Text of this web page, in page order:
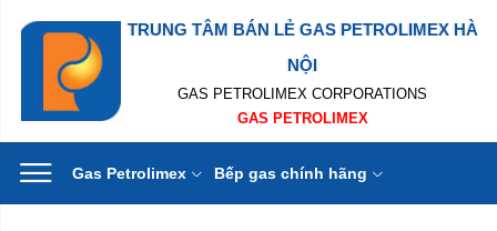
TRUNG TÂM BÁN LẺ GAS PETROLIMEX HÀ
NỘI
GAS PETROLIMEX CORPORATIONS
GAS PETROLIMEX
Gas Petrolimex Bếp gas chính hãng